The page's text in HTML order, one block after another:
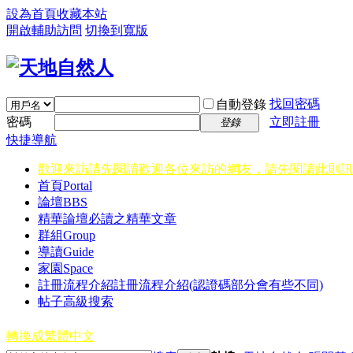
設為首頁收藏本站
開啟輔助訪問 切換到寬版
自動登錄 找回密碼
密碼
登錄
立即註冊
快捷導航
歡迎來訪請先閱讀歡迎各位來訪的網友，請先閱讀此則
首頁Portal
論壇BBS
精華論壇必讀之精華文章
群組Group
導讀Guide
家園 Space
註冊流程介紹註冊流程介紹(認證碼部分會有些不同)
帖子高級搜索
轉換成繁體中文